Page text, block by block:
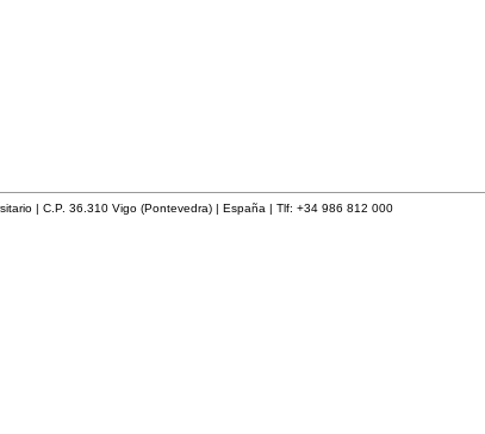
| C.P. 36.310 Vigo (Pontevedra) | España | Tlf: +34 986 812 000